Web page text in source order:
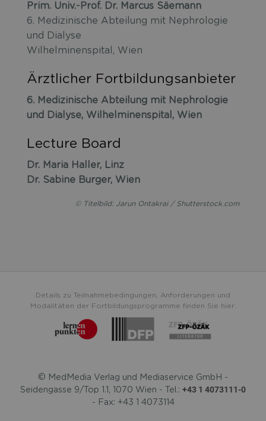
Prim. Univ.-Prof. Dr. Marcus Säemann
6. Medizinische Abteilung mit Nephrologie
und Dialyse
Wilhelminenspital, Wien
Ärztlicher Fortbildungsanbieter
6. Medizinische Abteilung mit Nephrologie
und Dialyse, Wilhelminenspital, Wien
Lecture Board
Dr. Maria Haller, Linz
Dr. Sabine Burger, Wien
© Titelbild: Jarun Ontakrai / Shutterstock.com
Details zu Teilnahmebedingungen, Anforderungen und
Modalitäten der Fortbildungsprogramme finden Sie hier:
© MedMedia Verlag und Mediaservice GmbH -
Seidengasse 9/Top 1.1, 1070 Wien - Tel.: +43 1 4073111-0
- Fax: +43 1 4073114